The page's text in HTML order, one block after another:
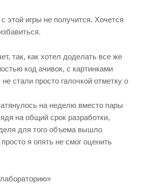
этой игры не получится. Хочется
так, как хотел доделать все же
код ачивок, с картинками
стали просто галочкой отметку о
на неделю вместо пары
на общий срок разработки,
для того объема вышло
я опять не смог оценить